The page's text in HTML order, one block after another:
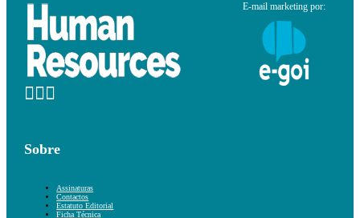
E-mail marketing por:
Sobre
Assinaturas
Contactos
Estatuto Editorial
Ficha Técnica